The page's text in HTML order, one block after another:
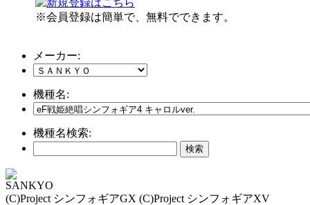
※会員登録は簡単で、無料でできます。
メーカー:
機種名:
機種名検索:
SANKYO
(C)Project シンフォギアGX (C)Project シンフォギアXV